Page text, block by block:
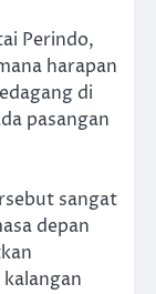
Perindo,
harapan
di
pasangan
sangat
depan